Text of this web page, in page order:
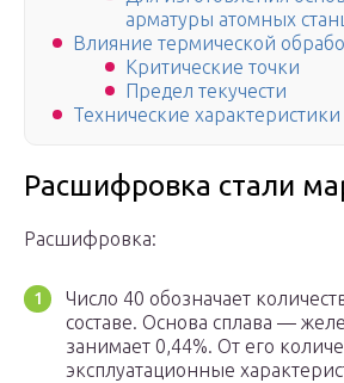
арматуры атомных
Влияние термической
Критические точки
Предел текучести
Технические характеристики
Расшифровка стали
Расшифровка:
Число 40 обозначает
составе. Основа сплава —
занимает 0,44%. От его
эксплуатационные